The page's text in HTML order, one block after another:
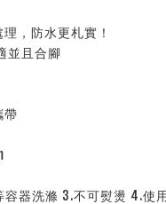
，防水更札實！
並且合腳
帶
器洗滌 3.不可熨燙 4.使